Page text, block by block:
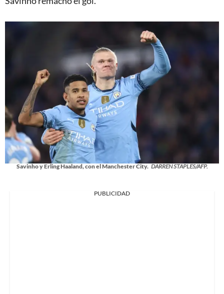
Savinho y Erling Haaland, con el Manchester City. DARREN STAPLES/AFP.
PUBLICIDAD